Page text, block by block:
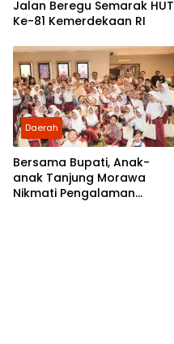
Jalan Beregu Semarak HUT
Ke-81 Kemerdekaan RI
Daerah
Bersama Bupati, Anak-
anak Tanjung Morawa
Nikmati Pengalaman